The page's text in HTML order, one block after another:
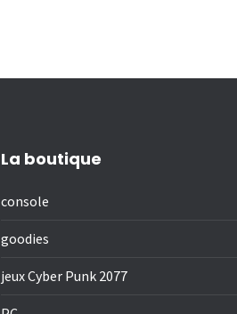
La boutique
console
goodies
jeux Cyber Punk 2077